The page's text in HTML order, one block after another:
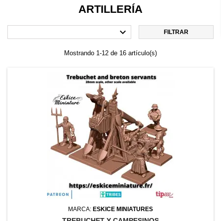
ARTILLERÍA
 FILTRAR
Mostrando 1-12 de 16 artículo(s)
MARCA: ESKICE MINIATURES